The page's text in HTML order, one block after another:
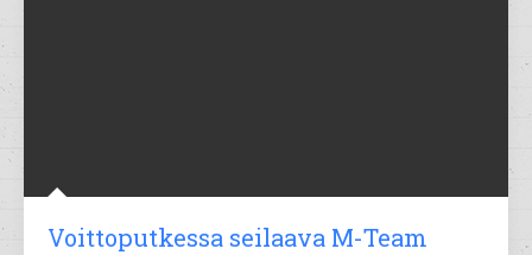
Voittoputkessa seilaava M-Team